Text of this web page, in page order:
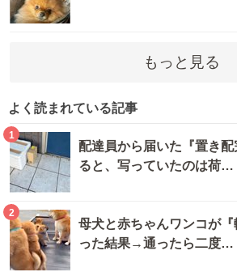
もっと見る
よく読まれている記事
1
配達員から届いた『置き
ると、写っていたのは荷…
2
母犬と赤ちゃんワンコが
った結果→通ったら二度…